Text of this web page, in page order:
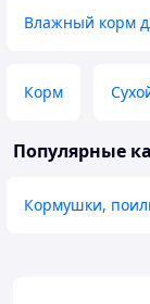
Влажный корм
Корм
Популярные
Кормушки,